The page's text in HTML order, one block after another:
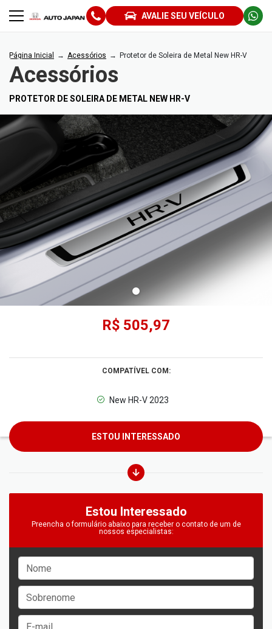
AVALIE SEU VEÍCULO
Página Inicial Acessórios Protetor de Soleira de Metal New HR-V
Acessórios
PROTETOR DE SOLEIRA DE METAL NEW HR-V
R$ 505,97
COMPATÍVEL COM:
New HR-V 2023
ESTOU INTERESSADO
Estou Interessado
Preencha o formulário abaixo para receber o contato de um de
nossos especialistas: